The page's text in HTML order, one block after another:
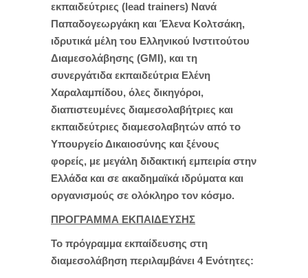
εκπαιδεύτριες (lead trainers) Νανά
Παπαδογεωργάκη και Έλενα Κολτσάκη,
ιδρυτικά μέλη του Ελληνικού Ινστιτούτου
Διαμεσολάβησης (GMI), και τη
συνεργάτιδα εκπαιδεύτρια Ελένη
Χαραλαμπίδου, όλες δικηγόροι,
διαπιστευμένες διαμεσολαβήτριες και
εκπαιδεύτριες διαμεσολαβητών από το
Υπουργείο Δικαιοσύνης και ξένους
φορείς, με μεγάλη διδακτική εμπειρία στην
Ελλάδα και σε ακαδημαϊκά ιδρύματα και
οργανισμούς σε ολόκληρο τον κόσμο.
ΠΡΟΓΡΑΜΜΑ ΕΚΠΑΙΔΕΥΣΗΣ
Το πρόγραμμα εκπαίδευσης στη
διαμεσολάβηση περιλαμβάνει 4 Ενότητες: